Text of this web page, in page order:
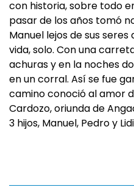
con historia, sobre todo
pasar de los años tomó
Manuel lejos de sus
vida, solo. Con una
achuras y en la noches
en un corral. Así se fue
camino conoció al amor
Cardozo, oriunda de
3 hijos, Manuel, Pedro y